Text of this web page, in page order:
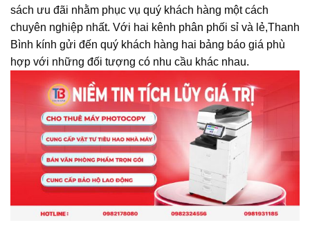
sách ưu đãi nhằm phục vụ quý khách hàng một cách
chuyên nghiệp nhất. Với hai kênh phân phối sỉ và lẻ,Thanh
Bình kính gửi đến quý khách hàng hai bảng báo giá phù
hợp với những đối tượng có nhu cầu khác nhau.